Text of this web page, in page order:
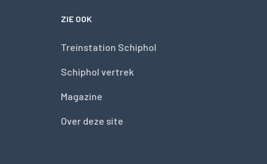
ZIE OOK
Treinstation Schiphol
Schiphol vertrek
Magazine
Over deze site